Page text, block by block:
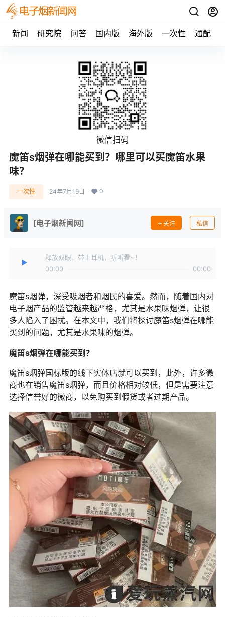
新闻 研究院 问答 国内版 海外版 一次性 通配
微信扫码
魔笛s烟弹在哪能买到？哪里可以买魔笛水果
味？
一次性 24年7月19日 0
[电子烟新闻网] 关注 私信
释放双眼，带上耳机，听听看~！
00:00
00:00
魔笛s烟弹，深受吸烟者和烟民的喜爱。然而，随着国内对
电子烟产品的监管越来越严格，尤其是水果味烟弹，让很
多人陷入了困扰。在本文中，我们将探讨魔笛s烟弹在哪能
买到的问题，尤其是水果味的烟弹。
魔笛s烟弹在哪能买到？
魔笛s烟弹国标版的线下实体店就可以买到，此外，许多微
商也在销售魔笛s烟弹，而且价格相对较低，但是需要注意
选择信誉好的微商，以免购买到假货或者过期产品。